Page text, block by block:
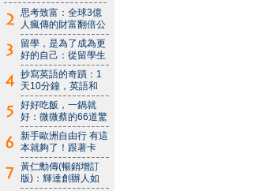
思考致富：全球3億
人瘋傳的財富翻倍公
留學，是為了成為更
好的自己：從留學生
抄寫英語的奇蹟：1
天10分鐘，英語和
好好吃飯，一鍋就
好：微微蔡的66道驚
新手歐洲自由行 有這
本就夠了！跟著卡
黃仁勳傳(暢銷增訂
版)：輝達創辦人如